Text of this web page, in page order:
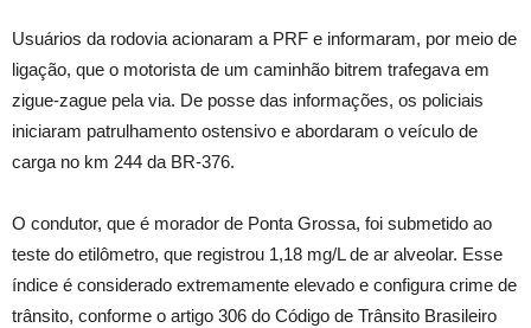
Usuários da rodovia acionaram a PRF e informaram, por meio de
ligação, que o motorista de um caminhão bitrem trafegava em
zigue-zague pela via. De posse das informações, os policiais
iniciaram patrulhamento ostensivo e abordaram o veículo de
carga no km 244 da BR-376.
O condutor, que é morador de Ponta Grossa, foi submetido ao
teste do etilômetro, que registrou 1,18 mg/L de ar alveolar. Esse
índice é considerado extremamente elevado e configura crime de
trânsito, conforme o artigo 306 do Código de Trânsito Brasileiro